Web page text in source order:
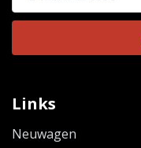
Links
Neuwagen